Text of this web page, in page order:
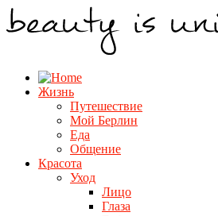
Жизнь
Путешествие
Мой Берлин
Еда
Общение
Красота
Уход
Лицо
Глаза